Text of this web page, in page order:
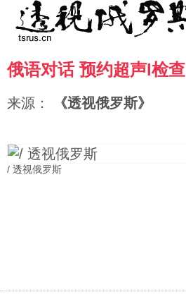
首页
国际
时政
空军
海军
经济
财经
商业
农业
文艺
教育
图片新闻
高清图片
图表
俄语对话 预约超声l检查
来源： 《透视俄罗斯》
/ 透视俄罗斯